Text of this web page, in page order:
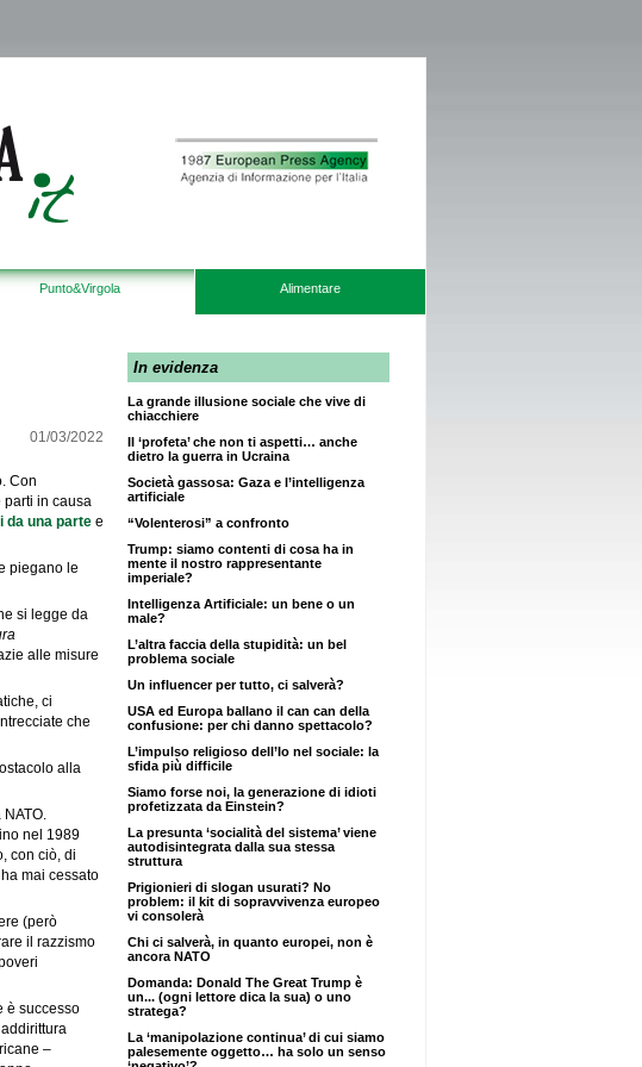
Punto&Virgola Alimentare
01/03/2022
Con
parti in causa
da una parte e
piegano le
si legge da
alle misure
ci
che
alla
nel 1989
con ciò, di
mai cessato
(però
il razzismo
è successo
–
In evidenza
La grande illusione sociale che vive di
chiacchiere
Il ‘profeta’ che non ti aspetti… anche
dietro la guerra in Ucraina
Società gassosa: Gaza e l’intelligenza
artificiale
“Volenterosi” a confronto
Trump: siamo contenti di cosa ha in
mente il nostro rappresentante
imperiale?
Intelligenza Artificiale: un bene o un
male?
L’altra faccia della stupidità: un bel
problema sociale
Un influencer per tutto, ci salverà?
USA ed Europa ballano il can can della
confusione: per chi danno spettacolo?
L’impulso religioso dell’Io nel sociale: la
sfida più difficile
Siamo forse noi, la generazione di idioti
profetizzata da Einstein?
La presunta ‘socialità del sistema’ viene
autodisintegrata dalla sua stessa
struttura
Prigionieri di slogan usurati? No
problem: il kit di sopravvivenza europeo
vi consolerà
Chi ci salverà, in quanto europei, non è
ancora NATO
Domanda: Donald The Great Trump è
un... (ogni lettore dica la sua) o uno
stratega?
La ‘manipolazione continua’ di cui siamo
palesemente oggetto… ha solo un senso